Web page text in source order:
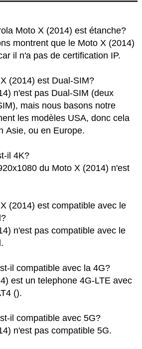
Moto X (2014) est étanche?
montrent que le Moto X (2014)
il n'a pas de certification IP.
(2014) est Dual-SIM?
n'est pas Dual-SIM (deux
mais nous basons notre
les modèles USA, donc cela
Asie, ou en Europe.
il 4K?
du Moto X (2014) n'est
(2014) est compatible avec le
n'est pas compatible avec le
il compatible avec la 4G?
est un telephone 4G-LTE avec
().
il compatible avec 5G?
n'est pas compatible 5G.